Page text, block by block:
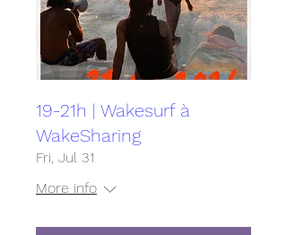
19-21h | Wakesurf à
WakeSharing
Fri, Jul 31
More info